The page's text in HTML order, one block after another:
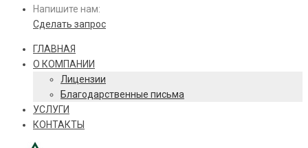
Напишите нам:
Сделать запрос
ГЛАВНАЯ
О КОМПАНИИ
Лицензии
Благодарственные письма
УСЛУГИ
КОНТАКТЫ